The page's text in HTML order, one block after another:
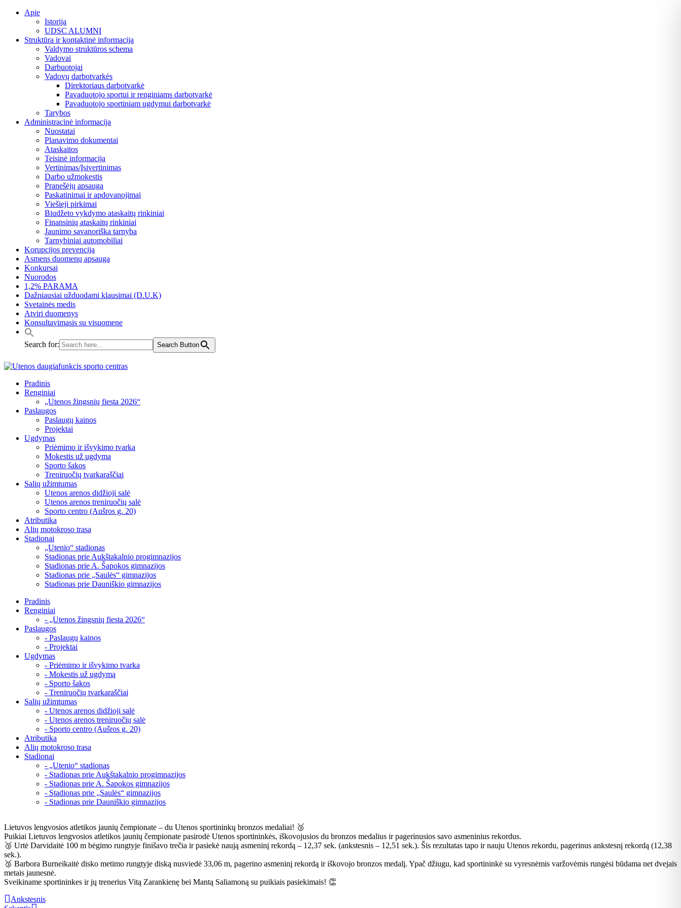
Skip
Apie
Istorija
UDSC ALUMNI
Struktūra ir kontaktinė informacija
Valdymo struktūros schema
Vadovai
Darbuotojai
Vadovų darbotvarkės
Direktoriaus darbotvarkė
Pavaduotojo sportui ir renginiams darbotvarkė
Pavaduotojo sportiniam ugdymui darbotvarkė
Tarybos
Administracinė informacija
Nuostatai
Planavimo dokumentai
Ataskaitos
Teisinė informacija
Vertinimas/Įsivertinimas
Darbo užmokestis
Pranešėjų apsauga
Paskatinimai ir apdovanojimai
Viešieji pirkimai
Biudžeto vykdymo ataskaitų rinkiniai
Finansinių ataskaitų rinkiniai
Jaunimo savanoriška tarnyba
Tarnybiniai automobiliai
Korupcijos prevencija
Asmens duomenų apsauga
Konkursai
Nuorodos
1,2% PARAMA
Dažniausiai užduodami klausimai (D.U.K)
Svetainės medis
Atviri duomenys
Konsultavimasis su visuomene
Search for: Search Button
Pradinis
Renginiai
„Utenos žingsnių fiesta 2026“
Paslaugos
Paslaugų kainos
Projektai
Ugdymas
Priėmimo ir išvykimo tvarka
Mokestis už ugdymą
Sporto šakos
Treniruočių tvarkaraščiai
Salių užimtumas
Utenos arenos didžioji salė
Utenos arenos treniruočių salė
Sporto centro (Aušros g. 20)
Atributika
Alių motokroso trasa
Stadionai
„Utenio“ stadionas
Stadionas prie Aukštakalnio progimnazijos
Stadionas prie A. Šapokos gimnazijos
Stadionas prie „Saulės“ gimnazijos
Stadionas prie Dauniškio gimnazijos
Pradinis
Renginiai
- „Utenos žingsnių fiesta 2026“
Paslaugos
- Paslaugų kainos
- Projektai
Ugdymas
- Priėmimo ir išvykimo tvarka
- Mokestis už ugdymą
- Sporto šakos
- Treniruočių tvarkaraščiai
Salių užimtumas
- Utenos arenos didžioji salė
- Utenos arenos treniruočių salė
- Sporto centro (Aušros g. 20)
Atributika
Alių motokroso trasa
Stadionai
- „Utenio“ stadionas
- Stadionas prie Aukštakalnio progimnazijos
- Stadionas prie A. Šapokos gimnazijos
- Stadionas prie „Saulės“ gimnazijos
- Stadionas prie Dauniškio gimnazijos
Lietuvos lengvosios atletikos jaunių čempionate – du Utenos sportininkų bronzos medaliai! 🥉
Puikiai Lietuvos lengvosios atletikos jaunių čempionate pasirodė Utenos sportininkės, iškovojusios du bronzos medalius ir pagerinusios savo asmeninius rekordus.
🥉 Urtė Darvidaitė 100 m bėgimo rungtyje finišavo trečia ir pasiekė naują asmeninį rekordą – 12,37 sek. (ankstesnis – 12,51 sek.). Šis rezultatas tapo ir nauju Utenos rekordu, pagerinus ankstesnį rekordą (12,38
sek.).
🥉 Barbora Burneikaitė disko metimo rungtyje diską nusviedė 33,06 m, pagerino asmeninį rekordą ir iškovojo bronzos medalį. Ypač džiugu, kad sportininkė su vyresnėmis varžovėmis rungėsi būdama net dvejais
metais jaunesnė.
Sveikiname sportininkes ir jų trenerius Vitą Zarankienę bei Mantą Saliamoną su puikiais pasiekimais! 👏
Ankstesnis